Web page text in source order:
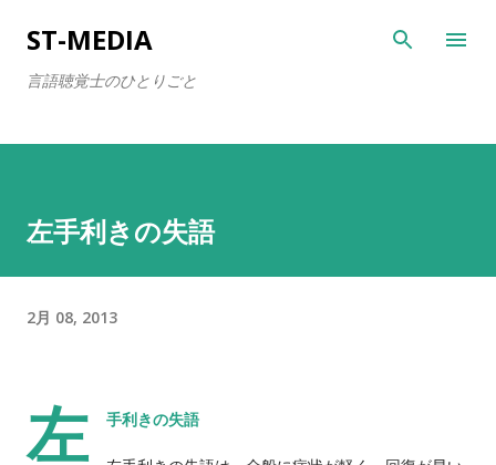
スキップしてメイン コンテンツに移動
ST-MEDIA
言語聴覚士のひとりごと
左手利きの失語
2月 08, 2013
左 手利きの失語